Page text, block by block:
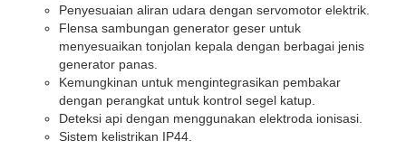
Penyesuaian aliran udara dengan servomotor elektrik.
Flensa sambungan generator geser untuk
menyesuaikan tonjolan kepala dengan berbagai jenis
generator panas.
Kemungkinan untuk mengintegrasikan pembakar
dengan perangkat untuk kontrol segel katup.
Deteksi api dengan menggunakan elektroda ionisasi.
Sistem kelistrikan IP44.